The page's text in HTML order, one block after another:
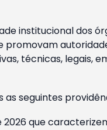
institucional dos
técnicas, legais,
seguintes
que